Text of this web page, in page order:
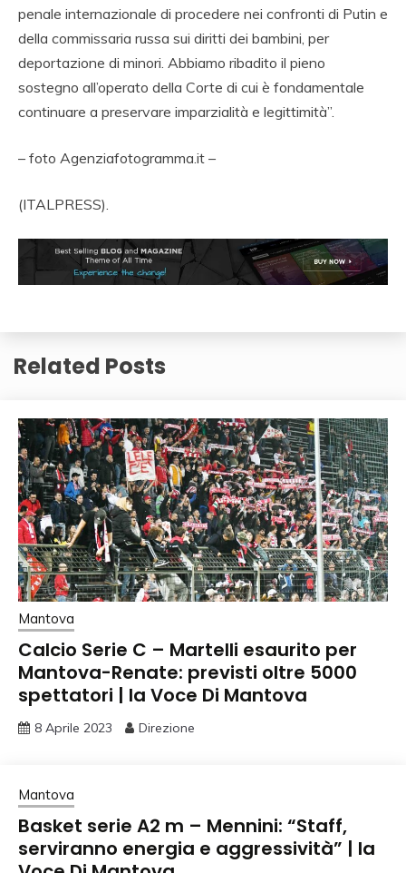
penale internazionale di procedere nei confronti di Putin e
della commissaria russa sui diritti dei bambini, per
deportazione di minori. Abbiamo ribadito il pieno
sostegno all’operato della Corte di cui è fondamentale
continuare a preservare imparzialità e legittimità”.
– foto Agenziafotogramma.it –
(ITALPRESS).
Related Posts
Mantova
Calcio Serie C – Martelli esaurito per
Mantova-Renate: previsti oltre 5000
spettatori | la Voce Di Mantova
8 Aprile 2023 Direzione
Mantova
Basket serie A2 m – Mennini: “Staff,
serviranno energia e aggressività” | la